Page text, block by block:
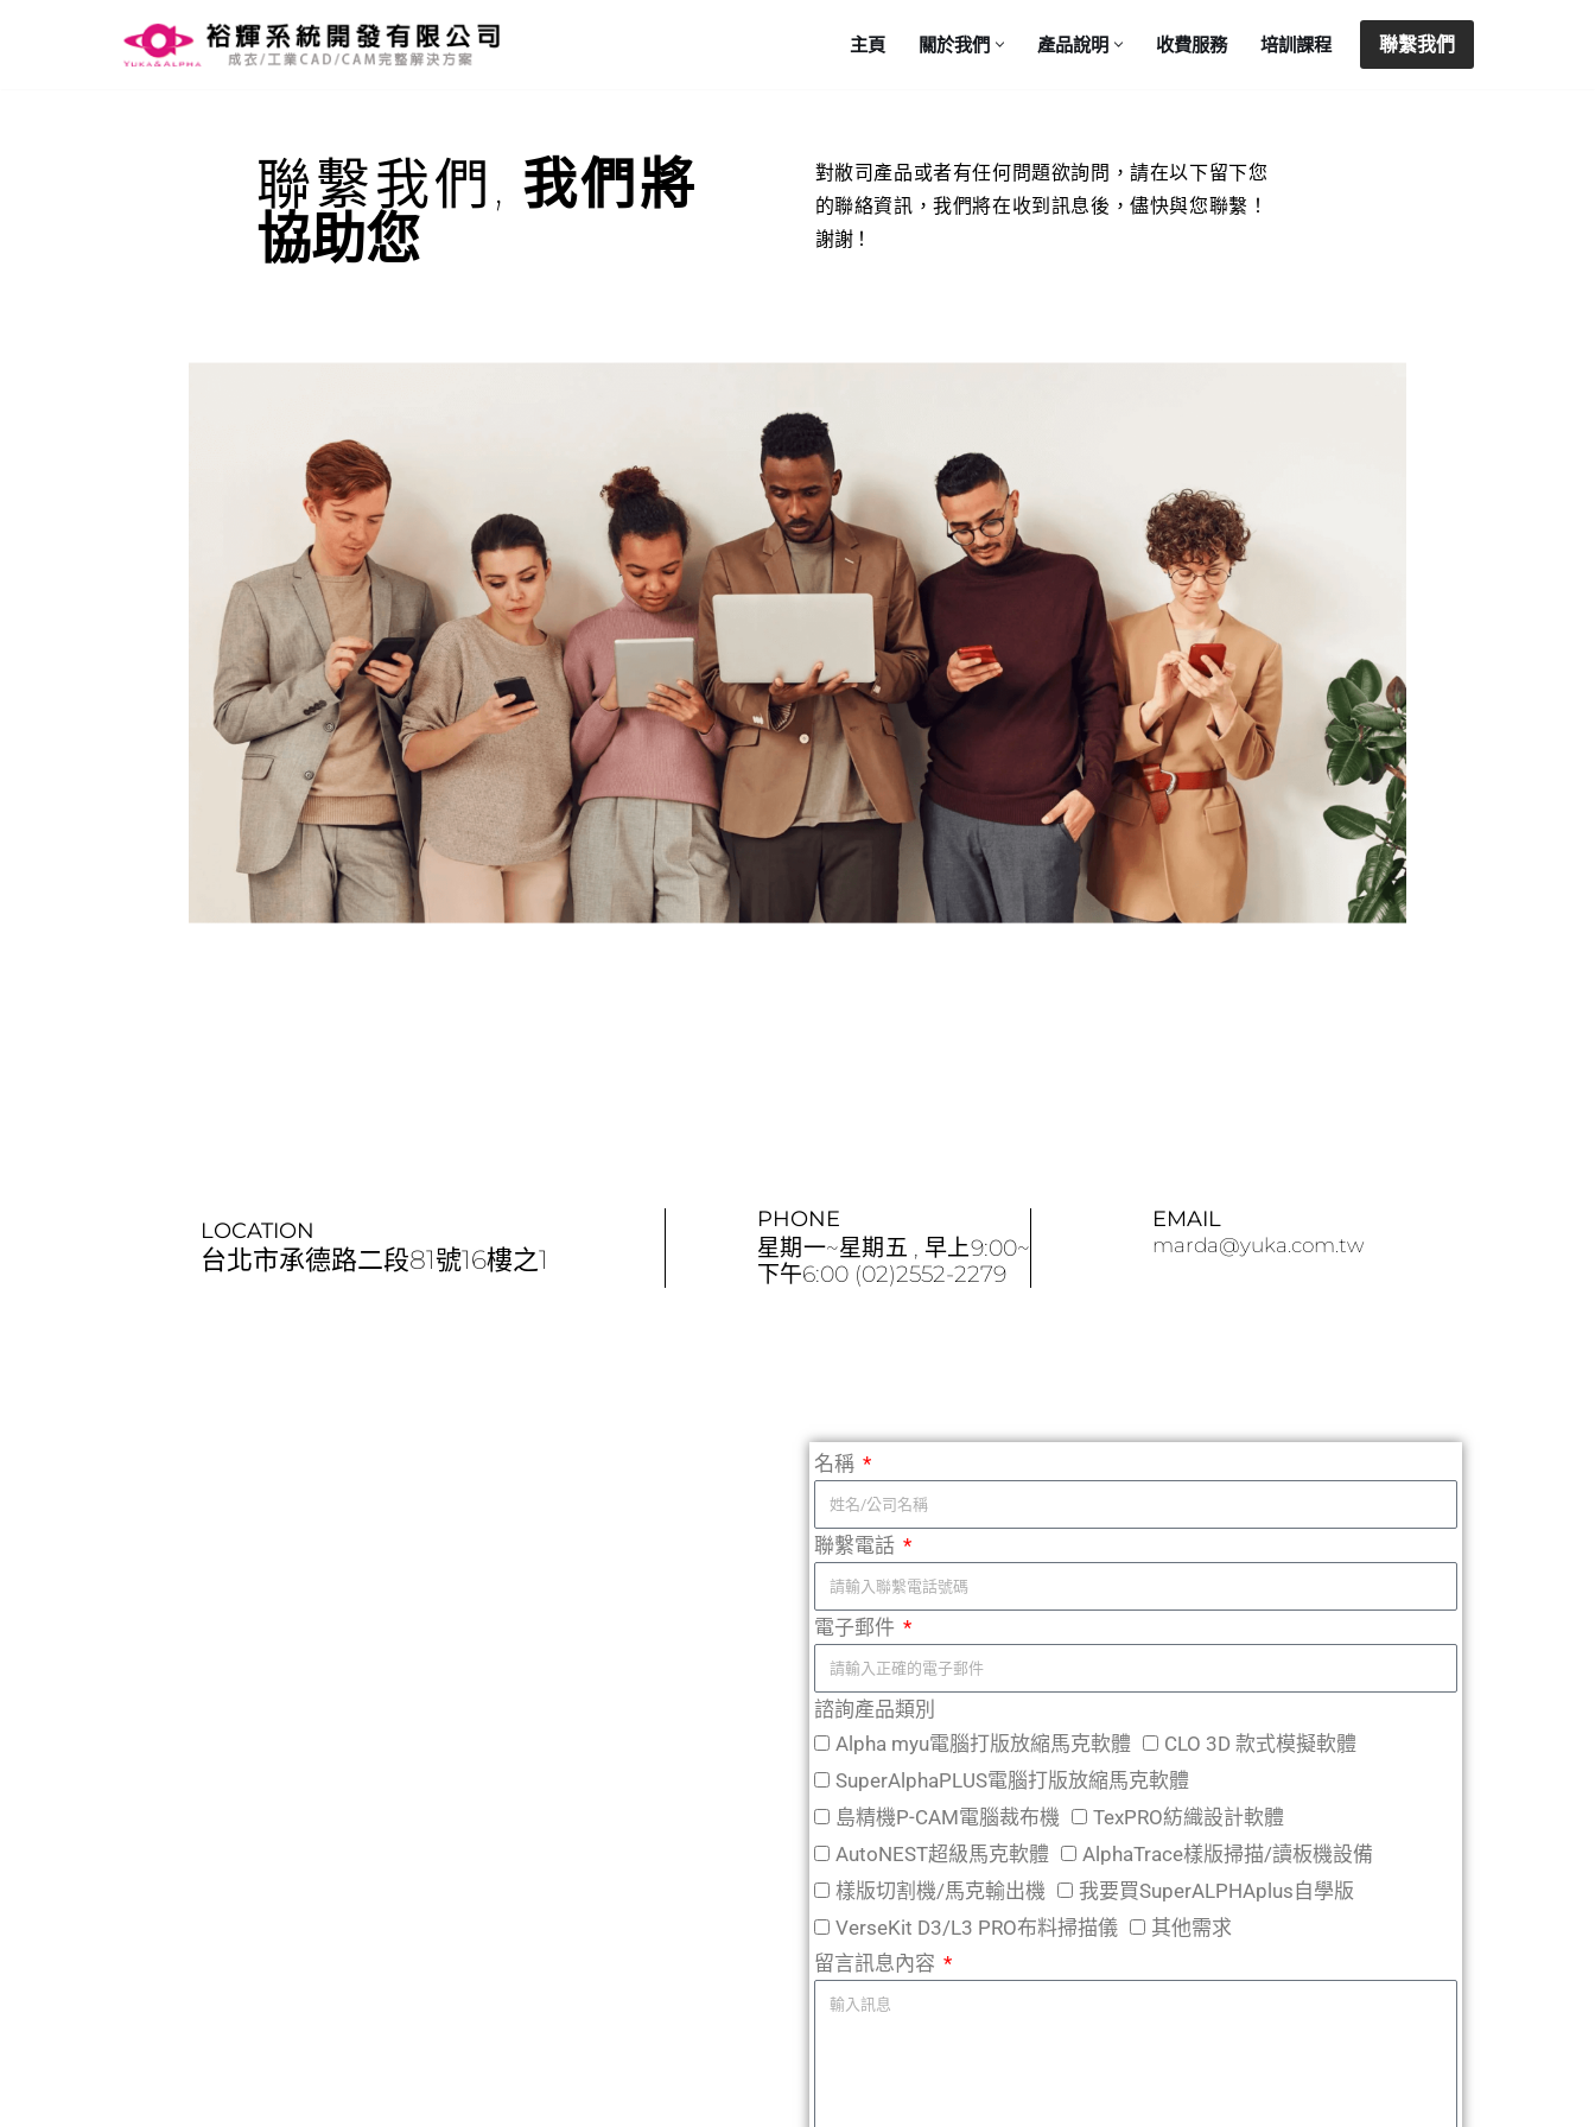
主頁 關於我們 產品說明 收費服務 培訓課程 聯繫我們
聯繫我們, 我們將
協助您
對敝司產品或者有任何問題欲詢問，請在以下留下您
的聯絡資訊，我們將在收到訊息後，儘快與您聯繫！
謝謝！
LOCATION
台北市承德路二段81號16樓之1
PHONE
星期一~星期五 , 早上9:00~
下午6:00 (02)2552-2279
EMAIL
marda@yuka.com.tw
名稱
聯繫電話
電子郵件
諮詢產品類別
Alpha myu電腦打版放縮馬克軟體
CLO 3D 款式模擬軟體
SuperAlphaPLUS電腦打版放縮馬克軟體
島精機P-CAM電腦裁布機
TexPRO紡織設計軟體
AutoNEST超級馬克軟體
AlphaTrace樣版掃描/讀板機設備
樣版切割機/馬克輸出機
我要買SuperALPHAplus自學版
VerseKit D3/L3 PRO布料掃描儀
其他需求
留言訊息內容